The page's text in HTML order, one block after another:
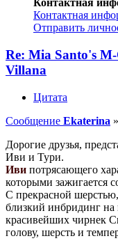
Контактная
Контактная
Отправить
Re: Mia Santo's
Villana
Цитата
Сообщение Ekaterina »
Дорогие друзья,
Иви и Тури.
Иви потрясающего
которыми зажигается
С прекрасной шерстью,
близкий инбридинг на
красивейших чирнек
голову, шерсть и